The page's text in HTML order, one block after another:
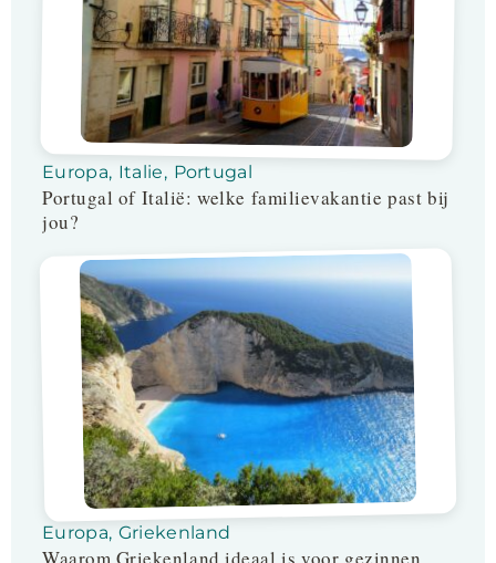
Europa, Italie, Portugal
Portugal of Italië: welke familievakantie past bij
jou?
Europa, Griekenland
Waarom Griekenland ideaal is voor gezinnen